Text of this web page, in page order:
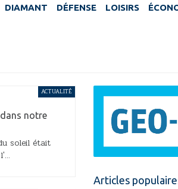
DIAMANT DÉFENSE LOISIRS
notre
soleil était
ACTUALITÉ
Articles